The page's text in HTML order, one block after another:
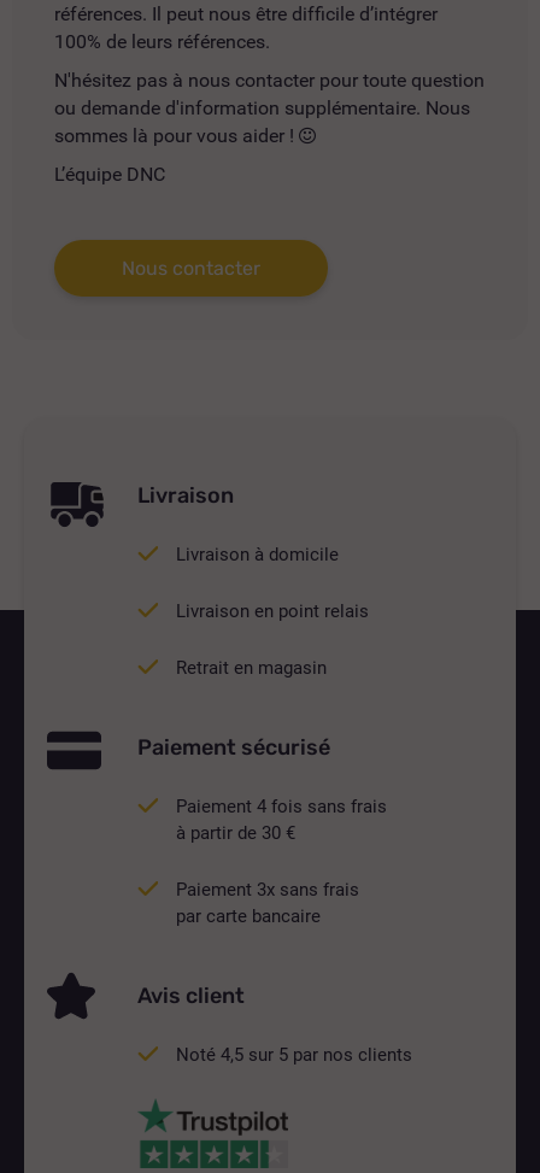
références. Il peut nous être difficile d’intégrer
100% de leurs références.
N'hésitez pas à nous contacter pour toute question
ou demande d'information supplémentaire. Nous
sommes là pour vous aider !
L’équipe DNC
Nous contacter
Livraison
Livraison à domicile
Livraison en point relais
Retrait en magasin
Paiement sécurisé
Paiement 4 fois sans frais
à partir de 30 €
Paiement 3x sans frais
par carte bancaire
Avis client
Noté 4,5 sur 5 par nos clients